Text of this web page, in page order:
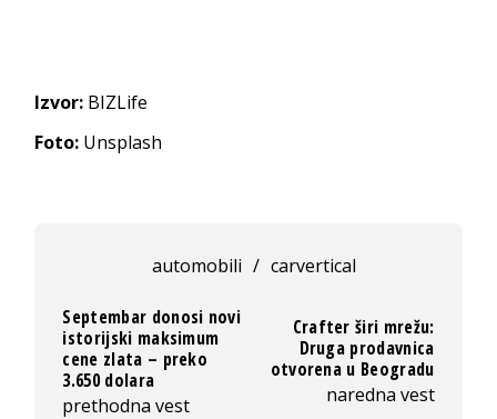
Izvor: BIZLife
Foto: Unsplash
automobili / carvertical
Septembar donosi novi
istorijski maksimum
cene zlata – preko
3.650 dolara
prethodna vest
Crafter širi mrežu:
Druga prodavnica
otvorena u Beogradu
naredna vest